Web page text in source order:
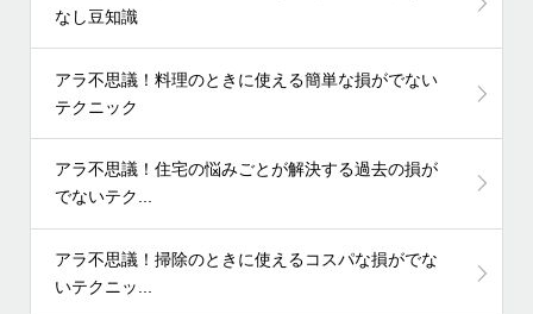
なし豆知識
アラ不思議！料理のときに使える簡単な損がでない
テクニック
アラ不思議！住宅の悩みごとが解決する過去の損が
でないテク...
アラ不思議！掃除のときに使えるコスパな損がでな
いテクニッ...